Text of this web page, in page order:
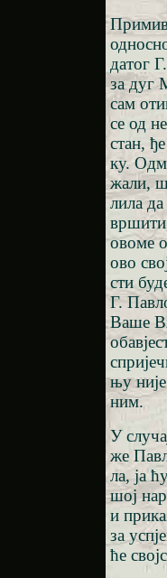
датог
за дуг
сам
се од
стан,
ку.
жали,
лила
овоме
ово
сти
Г.
Ваше
њу
ним.
У
же
ла, ја
шој
и
за
ће